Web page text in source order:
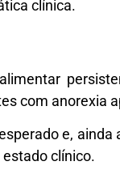
clínica.
com anorexia
e,
clínico.